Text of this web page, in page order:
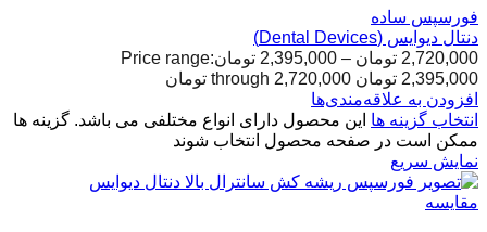
فورسپس ساده
دنتال دیوایس (Dental Devices)
2,720,000 تومان –
2,395,000 تومانPrice range:
2,395,000 تومان through 2,720,000 تومان
افزودن به علاقه‌مندی‌ها
انتخاب گزینه ها این محصول دارای انواع مختلفی می باشد. گزینه ها
ممکن است در صفحه محصول انتخاب شوند
نمایش سریع
مقایسه